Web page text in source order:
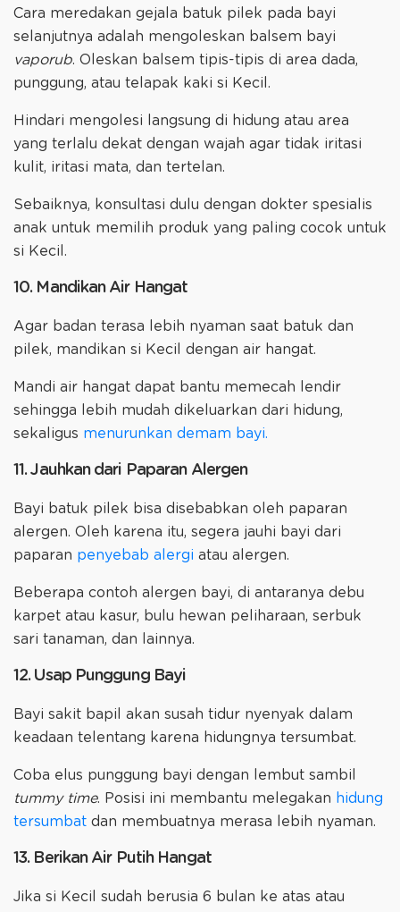
Cara meredakan gejala batuk pilek pada bayi
selanjutnya adalah mengoleskan balsem bayi
vaporub. Oleskan balsem tipis-tipis di area dada,
punggung, atau telapak kaki si Kecil.
Hindari mengolesi langsung di hidung atau area
yang terlalu dekat dengan wajah agar tidak iritasi
kulit, iritasi mata, dan tertelan.
Sebaiknya, konsultasi dulu dengan dokter spesialis
anak untuk memilih produk yang paling cocok untuk
si Kecil.
10. Mandikan Air Hangat
Agar badan terasa lebih nyaman saat batuk dan
pilek, mandikan si Kecil dengan air hangat.
Mandi air hangat dapat bantu memecah lendir
sehingga lebih mudah dikeluarkan dari hidung,
sekaligus menurunkan demam bayi.
11. Jauhkan dari Paparan Alergen
Bayi batuk pilek bisa disebabkan oleh paparan
alergen. Oleh karena itu, segera jauhi bayi dari
paparan penyebab alergi atau alergen.
Beberapa contoh alergen bayi, di antaranya debu
karpet atau kasur, bulu hewan peliharaan, serbuk
sari tanaman, dan lainnya.
12. Usap Punggung Bayi
Bayi sakit bapil akan susah tidur nyenyak dalam
keadaan telentang karena hidungnya tersumbat.
Coba elus punggung bayi dengan lembut sambil
tummy time. Posisi ini membantu melegakan hidung
tersumbat dan membuatnya merasa lebih nyaman.
13. Berikan Air Putih Hangat
Jika si Kecil sudah berusia 6 bulan ke atas atau